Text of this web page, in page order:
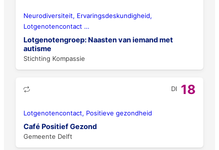
Neurodiversiteit, Ervaringsdeskundigheid,
Lotgenotencontact …
Lotgenotengroep: Naasten van iemand met
autisme
Stichting Kompassie
DI 18
Lotgenotencontact, Positieve gezondheid
Café Positief Gezond
Gemeente Delft